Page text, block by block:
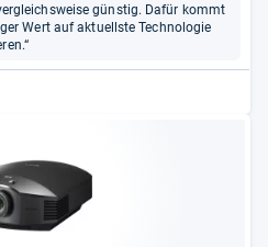
günstig. Dafür kommt
Wert auf aktuellste Technologie